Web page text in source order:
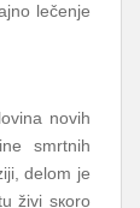
lеčеnjе
nоvih
smrtnih
dеlоm је
živi sкоrо